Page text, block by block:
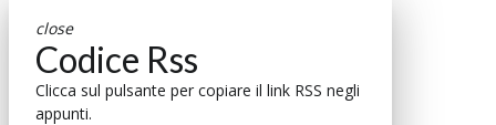
close
Codice Rss
Clicca sul pulsante per copiare il link RSS negli
appunti.